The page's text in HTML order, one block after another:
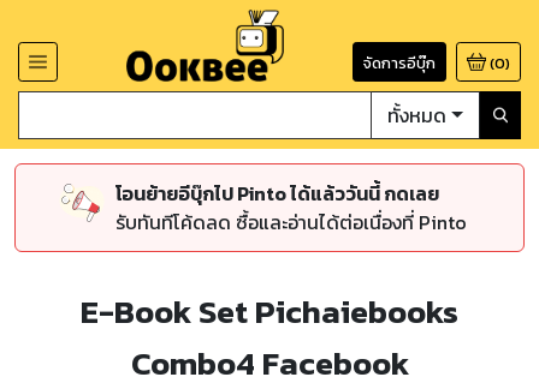
จัดการอีบุ๊ก (0)
ทั้งหมด
โอนย้ายอีบุ๊กไป Pinto ได้แล้ววันนี้ กดเลย
รับทันทีโค้ดลด ซื้อและอ่านได้ต่อเนื่องที่ Pinto
E-Book Set Pichaiebooks
Combo4 Facebook